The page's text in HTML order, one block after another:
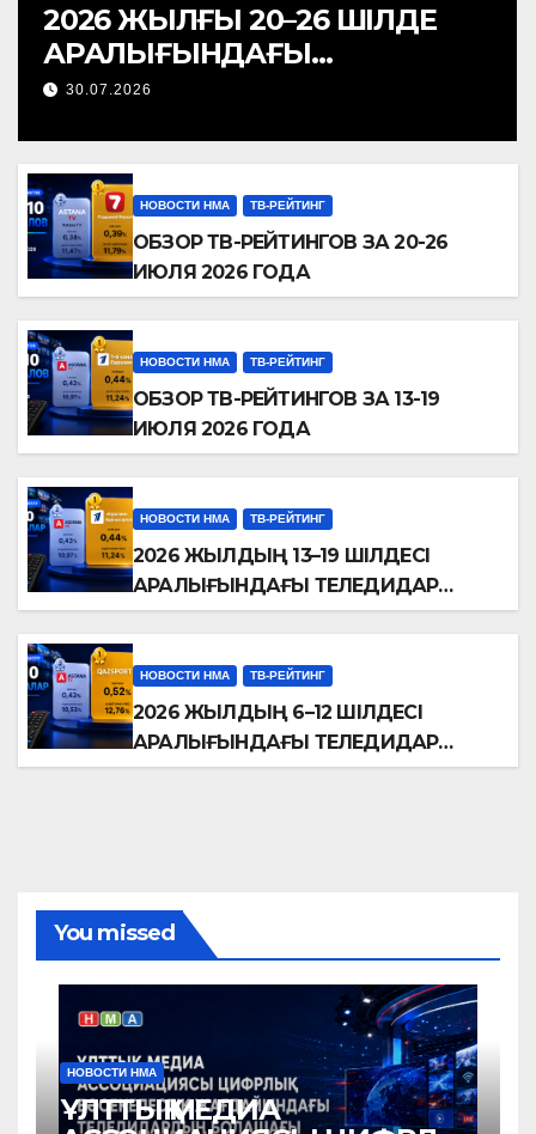
2026 ЖЫЛҒЫ 20–26 ШІЛДЕ
АРАЛЫҒЫНДАҒЫ
ТЕЛЕАРНАЛАР РЕЙТИНГІНЕ
30.07.2026
НОВОСТИ НМА ТВ-РЕЙТИНГ
ОБЗОР ТВ-РЕЙТИНГОВ ЗА 20-26
ИЮЛЯ 2026 ГОДА
НОВОСТИ НМА ТВ-РЕЙТИНГ
ОБЗОР ТВ-РЕЙТИНГОВ ЗА 13-19
ИЮЛЯ 2026 ГОДА
НОВОСТИ НМА ТВ-РЕЙТИНГ
2026 ЖЫЛДЫҢ 13–19 ШІЛДЕСІ
АРАЛЫҒЫНДАҒЫ ТЕЛЕДИДАР
РЕЙТИНГТЕРІНЕ ШОЛУ
НОВОСТИ НМА ТВ-РЕЙТИНГ
2026 ЖЫЛДЫҢ 6–12 ШІЛДЕСІ
АРАЛЫҒЫНДАҒЫ ТЕЛЕДИДАР
РЕЙТИНГТЕРІНЕ ШОЛУ
You missed
НОВОСТИ НМА
ҰЛТТЫҚ МЕДИА